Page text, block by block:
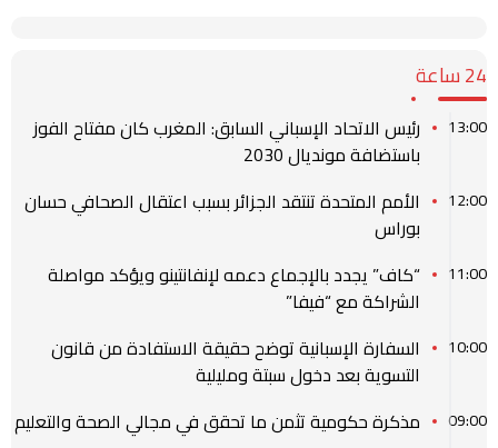
24 ساعة
13:00
رئيس الاتحاد الإسباني السابق: المغرب كان مفتاح الفوز
باستضافة مونديال 2030
12:00
الأمم المتحدة تنتقد الجزائر بسبب اعتقال الصحافي حسان
بوراس
11:00
“كاف” يجدد بالإجماع دعمه لإنفانتينو ويؤكد مواصلة
الشراكة مع “فيفا”
10:00
السفارة الإسبانية توضح حقيقة الاستفادة من قانون
التسوية بعد دخول سبتة ومليلية
09:00 مذكرة حكومية تثمن ما تحقق في مجالي الصحة والتعليم